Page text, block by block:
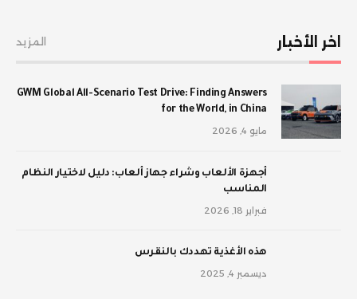
اخر الأخبار المزيد
GWM Global All-Scenario Test Drive: Finding Answers
for the World, in China
مايو 4, 2026
أجهزة الألعاب وشراء جهاز ألعاب: دليل لاختيار النظام
المناسب
فبراير 18, 2026
‫هذه الأغذية تهددك بالنقرس
ديسمبر 4, 2025